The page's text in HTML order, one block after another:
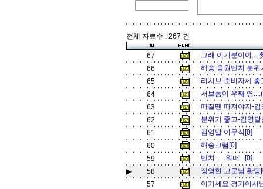
전체 자료수 : 267 건
67
그래 이기분이야...
66
해송 응원벤치 분
65
리시브 준비자세
64
서브폼이 우째 영
63
따질땐 따져야지-
62
분위기 좋고-김영
61
김영달 이무식[0]
60
해송크럼[0]
59
벤치 .... 워머...[0]
▶
58
정영현 고문님 홧팅
57
이기세요 경기이